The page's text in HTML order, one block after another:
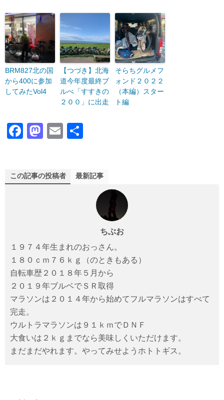
BRM827北の国
から400に参加
してみたVol4
【つづき】北海
道今年度最終ブ
ルべ「すすきの
２００」に出走
そらちグルメフ
ォンド２０２２
（本編）スター
ト編
F
e
k
M
o
E
この記事の投稿者 最新記事
ちぶお
１９７４年生まれのおっさん。
１８０ｃｍ７６ｋｇ（のときもある）
自転車歴２０１８年５月から
２０１９年ブルベでＳＲ取得
マラソンは２０１４年から始めてフルマラソンはすべて
完走。
ウルトラマラソンは９１ｋｍでＤＮＦ
大食いは２ｋｇまでなら美味しくいただけます。
まだまだやれます。やってみせようホトトギス。